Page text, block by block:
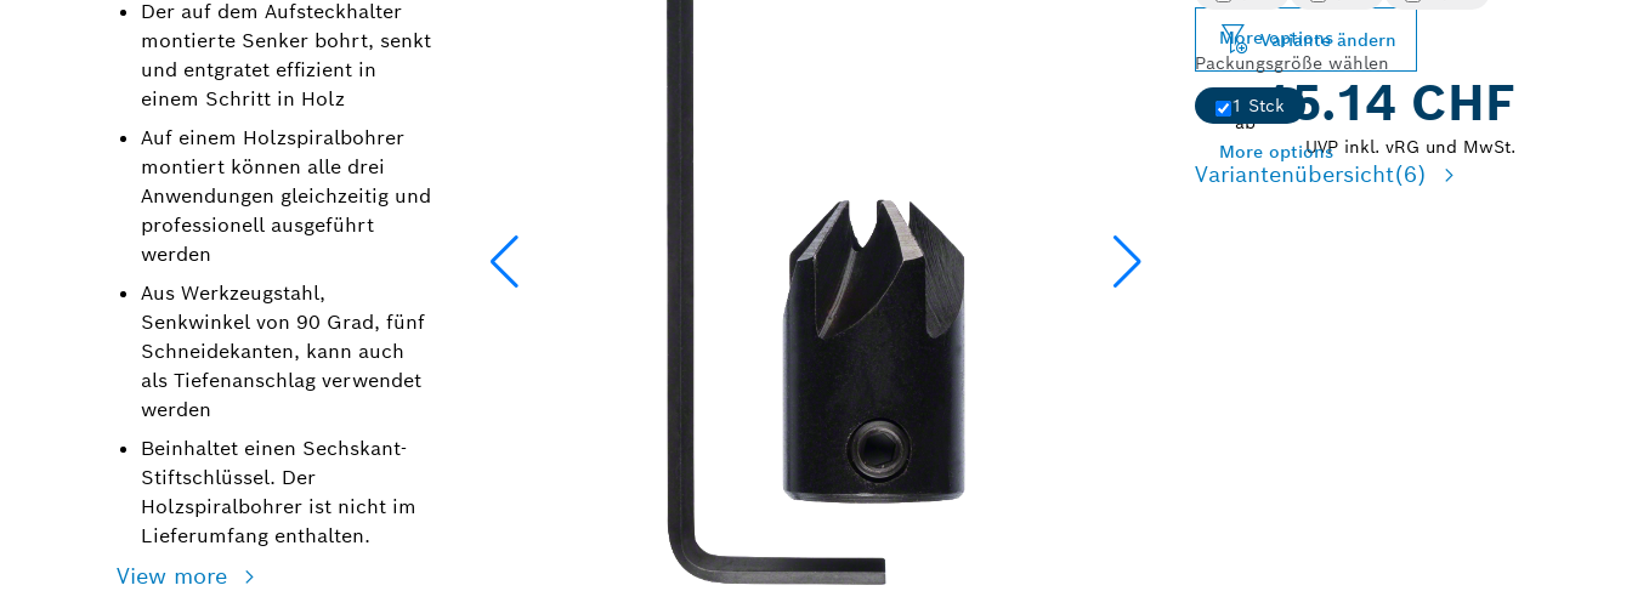
Der auf dem Aufsteckhalter
montierte Senker bohrt, senkt
und entgratet effizient in
einem Schritt in Holz
Auf einem Holzspiralbohrer
montiert können alle drei
Anwendungen gleichzeitig und
professionell ausgeführt
werden
Aus Werkzeugstahl,
Senkwinkel von 90 Grad, fünf
Schneidekanten, kann auch
als Tiefenanschlag verwendet
werden
Beinhaltet einen Sechskant-
Stiftschlüssel. Der
Holzspiralbohrer ist nicht im
Lieferumfang enthalten.
View more
More options
Packungsgröße wählen
1 Stck
More options
Variante ändern
ab15.14 CHF
UVP inkl. vRG und MwSt.
Variantenübersicht(6)